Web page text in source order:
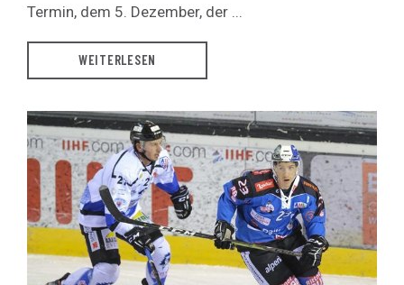
Termin, dem 5. Dezember, der ...
WEITERLESEN